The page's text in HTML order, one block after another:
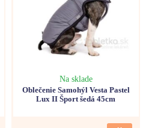
Na sklade
Oblečenie Samohýl Vesta Pastel
Lux II Šport šedá 45cm